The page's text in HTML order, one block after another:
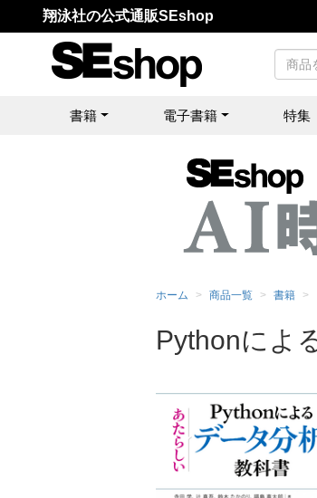
翔泳社の公式通販SEshop
書籍 電子書籍 特集
ホーム 商品一覧 書籍
Pythonによ